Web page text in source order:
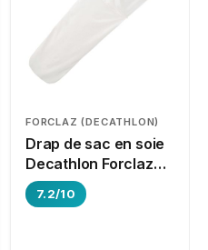
FORCLAZ (DECATHLON)
Drap de sac en soie
Decathlon Forclaz
MT500
7.2/10